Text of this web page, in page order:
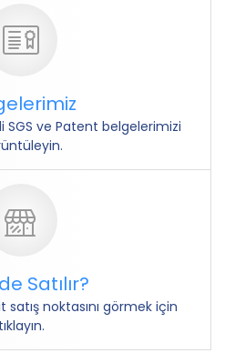
SGS ve Patent belgelerimizi
Satılır?
satış noktasını görmek için
tıklayın.